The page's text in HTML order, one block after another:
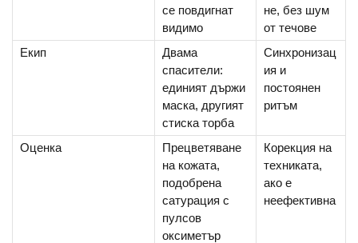
се повдигнат
видимо
не, без шум
от течове
Екип
Двама
спасители:
единият държи
маска, другият
стиска торба
Синхронизац
ия и
постоянен
ритъм
Оценка
Прецветяване
на кожата,
подобрена
сатурация с
пулсов
оксиметър
Корекция на
техниката,
ако е
неефективна